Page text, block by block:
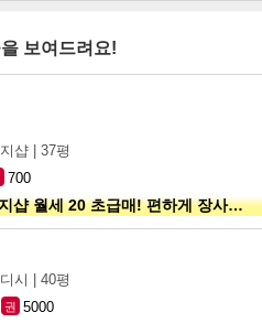
보여드려요!
샵 | 37평
700
부천시 소재 마사지샵 월세 20 초급매! 편하게 장사하실분
시 | 40평
권 5000